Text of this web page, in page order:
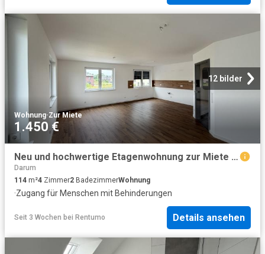
12 bilder
Wohnung·Zur Miete
1.450 €
Neu und hochwertige Etagenwohnung zur Miete in Bissendorf
Darum
114 m²4 Zimmer2 BadezimmerWohnung
·Zugang für Menschen mit Behinderungen
Seit 3 Wochen bei Rentumo Details ansehen